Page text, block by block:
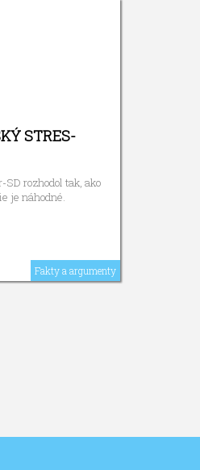
STRES-
SD rozhodol tak, ako
je náhodné.
Fakty a argumenty